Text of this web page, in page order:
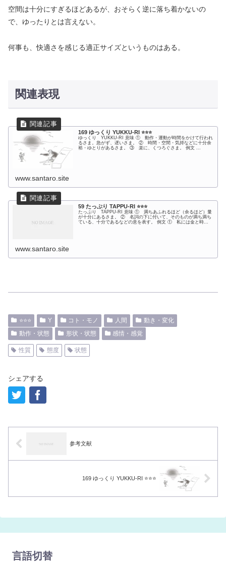
空間は十分にすぎるほどあるが、おそらく逆に落ち着かないの
で、ゆったりとは言えない。
何事も、快適さを感じる適正サイズというものはある。
関連表現
169 ゆっくり YUKKU-RI ⭐️⭐️⭐️
ゆっくり YUKKU-RI 意味 ① 動作・運動が時間をかけて行われ
るさま。急がず、遅いさま。 ② 時間・空間・気持などに十分余
裕・ゆとりがあるさま。 ③ 楽に、くつろぐさま。 例文 ...
www.santaro.site
59 たっぷり TAPPU-RI ⭐️⭐️⭐️
たっぷり TAPPU-RI 意味 ① 満ちあふれるほど（余るほど）量
が十分にあるさま。 ② 名詞の下に付いて、そのものが満ち満ち
ている、十分であるなどの意を表す。 例文 ① 私には金と時...
www.santaro.site
⭐️⭐️⭐️ Y コト・モノ 人間
動き・変化
動作・状態
形状・状態 感情・感覚
性質 態度 状態
シェアする
参考文献
169 ゆっくり YUKKU-RI ⭐️⭐️⭐️
言語切替